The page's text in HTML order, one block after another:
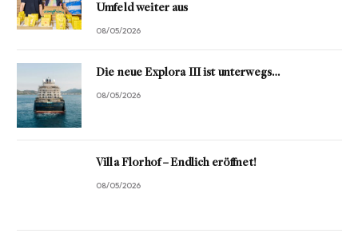
Umfeld weiter aus
08/05/2026
Die neue Explora III ist unterwegs…
08/05/2026
Villa Florhof – Endlich eröffnet!
08/05/2026